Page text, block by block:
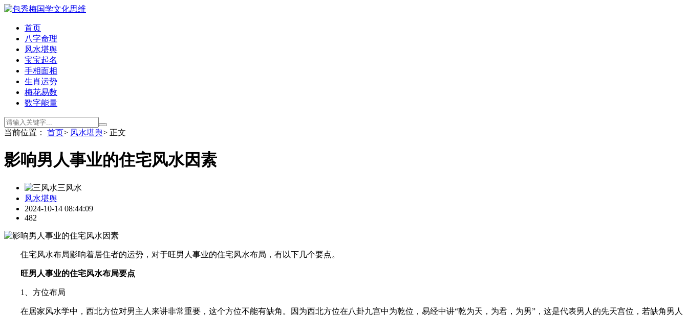
首页
八字命理
风水堪舆
宝宝起名
手相面相
生肖运势
梅花易数
数字能量
当前位置： 首页> 风水堪舆> 正文
影响男人事业的住宅风水因素
三风水
风水堪舆
2024-10-14 08:44:09
482
住宅风水布局影响着居住者的运势，对于旺男人事业的住宅风水布局，有以下几个要点。
旺男人事业的住宅风水布局要点
1、方位布局
在居家风水学中，西北方位对男主人来讲非常重要，这个方位不能有缺角。因为西北方位在八卦九宫中为乾位，易经中讲“乾为天，为君，为男”，这是代表男人的先天宫位，若缺角男人